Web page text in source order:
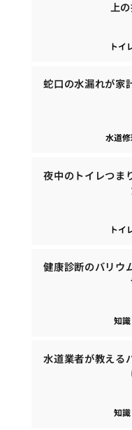
上
トイ
蛇口の水漏れが家
水道
夜中のトイレつま
トイ
健康診断のバリウ
知識
水道業者が教える
知識